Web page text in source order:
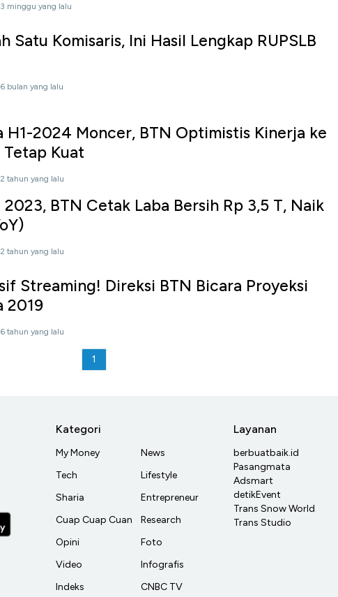
3 minggu yang lalu
Satu Komisaris, Ini Hasil Lengkap RUPSLB
6 bulan yang lalu
H1-2024 Moncer, BTN Optimistis Kinerja ke
Tetap Kuat
2 tahun yang lalu
BTN Cetak Laba Bersih Rp 3,5 T, Naik
2 tahun yang lalu
Streaming! Direksi BTN Bicara Proyeksi
2019
6 tahun yang lalu
1
Kategori
My Money
Tech
Sharia
Cuap Cuap Cuan
Opini
Video
Indeks
News
Lifestyle
Entrepreneur
Research
Foto
Infografis
CNBC TV
Layanan
berbuatbaik.id
Pasangmata
Adsmart
detikEvent
Trans Snow World
Trans Studio